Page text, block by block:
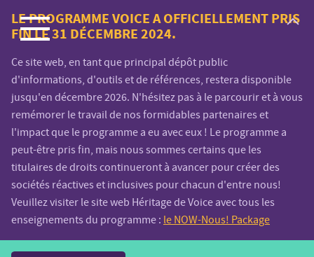
Voice.Global
website
LE PROGRAMME VOICE A OFFICIELLEMENT PRIS
FIN LE 31 DÉCEMBRE 2024.
Ce site web, en tant que principal dépôt public
d'informations, d'outils et de références, restera disponible
jusqu'en décembre 2026. N'hésitez pas à le parcourir et à vous
remémorer le travail de nos formidables partenaires et
l'impact que le programme a eu avec eux ! Le programme a
peut-être pris fin, mais nous sommes certains que les
titulaires de droits continueront à avancer pour créer des
sociétés réactives et inclusives pour chacun d'entre nous!
Veuillez visiter le site web Héritage de Voice avec tous les
enseignements du programme : le NOW-Nous! Package